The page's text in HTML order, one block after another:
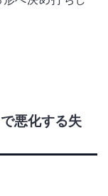
悪化する失